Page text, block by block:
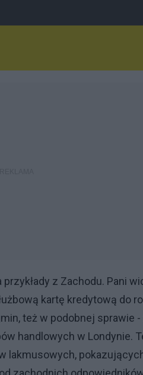
z Zachodu. Pani
kartę kredytową do
też w podobnej sprawie
handlowych w Londynie.